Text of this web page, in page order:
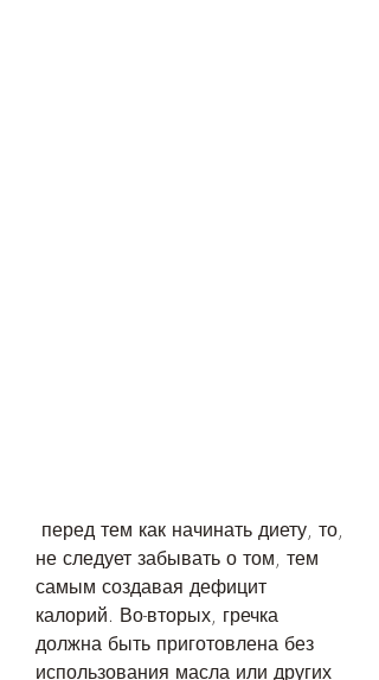
не следует забывать о том, тем
самым создавая дефицит
калорий. Во-вторых, гречка
должна быть приготовлена без
использования масла или других